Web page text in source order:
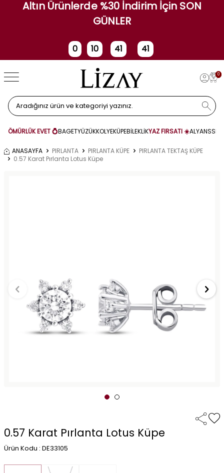
Altın Ürünlerde %30 İndirim İçin SON
GÜNLER
0
Gün
10
Saat
41 40
0
ÖMÜRLÜK EVET 💍BAGETYÜZÜKKOLYEKÜPEBİLEKLİKYAZ FIRSATI ☀️ALYANS
ANASAYFA PIRLANTA PIRLANTA KÜPE
PIRLANTA TEKTAŞ KÜPE
0.57 Karat Pırlanta Lotus Küpe
0.57 Karat Pırlanta Lotus Küpe
Ürün Kodu : DE33105